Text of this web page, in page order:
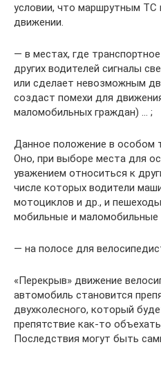
условии, что маршрутным ТС
движении.
— в местах, где
других водителей сигналы
или сделает невозможным
создаст помехи для
маломобильных граждан) … ;
Данное положение в особом
Оно, при выборе места для
уважением относиться к
числе которых водители
мотоциклов и др., и
мобильные и маломобильные
— на полосе для
«Перекрыв» движение
автомобиль становится
двухколесного, который
препятствие как-то
Последствия могут быть